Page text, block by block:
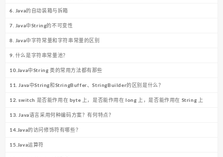
6. Java的自动装箱与拆箱
7. Java中String的不可变性
8. Java中字符常量和字符串常量的区别
9. 什么是字符串常量池？
10.Java中String 类的常用方法都有那些
11. Java中String和StringBuffer、StringBuilder的区别是什么？
12. switch 是否能作用在 byte 上，是否能作用在 long 上，是否能作用在 String 上
13. Java语言采用何种编码方案？有何特点？
14.Java的访问修饰符有哪些？
15.Java运算符